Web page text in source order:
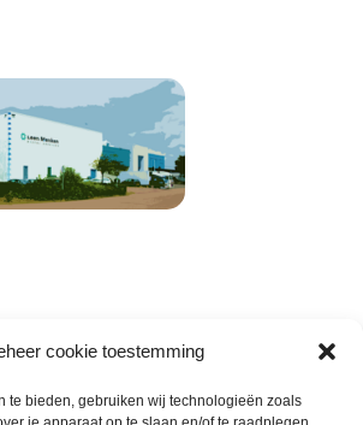
cookie toestemming
te bieden, gebruiken wij technologieën zoals